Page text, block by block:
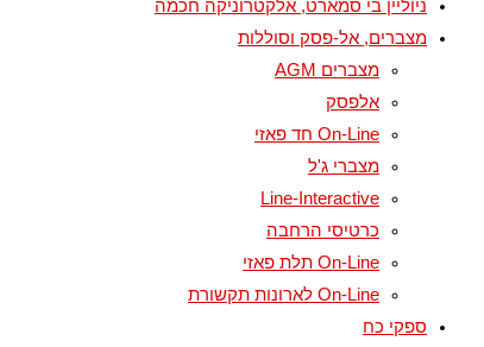
ניוליין בי סמארט, אלקטרוניקה חכמה
מצברים, אל-פסק וסוללות
מצברים AGM
אלפסק
On-Line חד פאזי
מצברי ג'ל
Line-Interactive
כרטיסי הרחבה
On-Line תלת פאזי
On-Line לארונות תקשורת
ספקי כח